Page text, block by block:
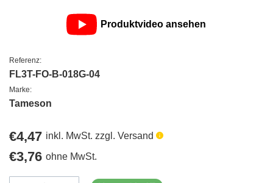
Produktvideo ansehen
Referenz:
FL3T-FO-B-018G-04
Marke:
Tameson
Regulärer
Preis
€4,47 inkl. MwSt. zzgl. Versand
Regulärer
Preis
€3,76 ohne MwSt.